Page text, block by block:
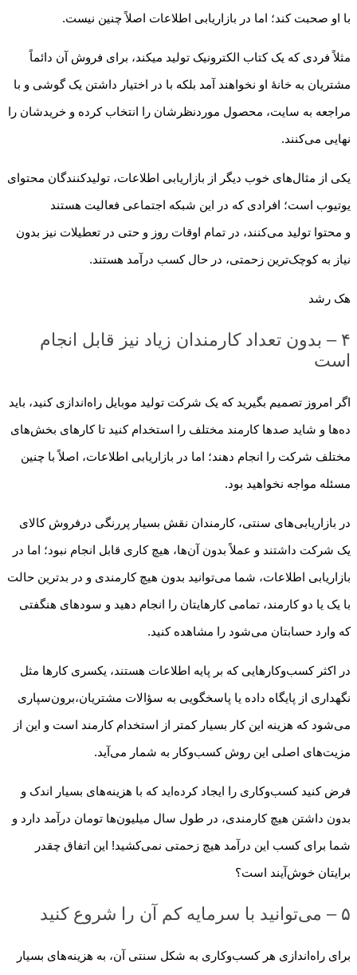
با او صحبت کند؛ اما در بازاریابی اطلاعات اصلاً چنین نیست.
مثلاً فردی که یک کتاب الکترونیک تولید می­کند، برای فروش آن دائماً
مشتریان به خانهٔ او نخواهند آمد بلکه با در اختیار داشتن یک گوشی و با
مراجعه به سایت، محصول موردنظرشان را انتخاب کرده و خریدشان را
نهایی می‌کنند.
یکی از مثال‌های خوب دیگر از بازاریابی اطلاعات، تولیدکنندگان محتوای
یوتیوب است؛ افرادی که در این شبکه اجتماعی فعالیت هستند
و محتوا تولید می‌کنند، در تمام اوقات روز و حتی در تعطیلات نیز بدون
نیاز به کوچک‌ترین زحمتی، در حال کسب درآمد هستند.
هک رشد
۴ – بدون تعداد کارمندان زیاد نیز قابل انجام
است
اگر امروز تصمیم بگیرید که یک شرکت تولید موبایل راه‌اندازی کنید، باید
ده‌ها و شاید صدها کارمند مختلف را استخدام کنید تا کارهای بخش‌های
مختلف شرکت را انجام دهند؛ اما در بازاریابی اطلاعات، اصلاً با چنین
مسئله مواجه نخواهید بود.
در بازاریابی‌های سنتی، کارمندان نقش بسیار پررنگی درفروش کالای
یک شرکت داشتند و عملاً بدون آن‌ها، هیچ کاری قابل انجام نبود؛ اما در
بازاریابی اطلاعات، شما می‌توانید بدون هیچ کارمندی و در بدترین حالت
با یک یا دو کارمند، تمامی کارهایتان را انجام دهید و سودهای هنگفتی
که وارد حسابتان می‌شود را مشاهده کنید.
در اکثر کسب‌وکارهایی که بر پایه اطلاعات هستند، یکسری کارها مثل
نگهداری از پایگاه داده یا پاسخگویی به سؤالات مشتریان،برون‌سپاری
می‌شود که هزینه این کار بسیار کمتر از استخدام کارمند است و این از
مزیت‌های اصلی این روش کسب‌وکار به شمار می‌آید.
فرض کنید کسب‌وکاری را ایجاد کرده‌اید که با هزینه‌های بسیار اندک و
بدون داشتن هیچ کارمندی، در طول سال میلیون‌ها تومان درآمد دارد و
شما برای کسب این درآمد هیچ زحمتی نمی‌کشید! این اتفاق چقدر
برایتان خوش‌آیند است؟
۵ – می‌توانید با سرمایه کم آن را شروع کنید
برای راه‌اندازی هر کسب‌وکاری به شکل سنتی آن، به هزینه‌های بسیار